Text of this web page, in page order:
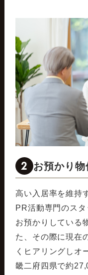
2 お預かり
高い入居率を維持
PR活動専門のスタ
お預かりしている
た、その際に現在
くヒアリングしオ
畿二府四県で約